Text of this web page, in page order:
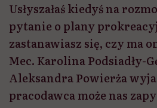
Usłyszałaś kiedyś na
pytanie o plany
zastanawiasz się, czy ma
Mec. Karolina Podsiadły-
Aleksandra Powierża
pracodawca może nas